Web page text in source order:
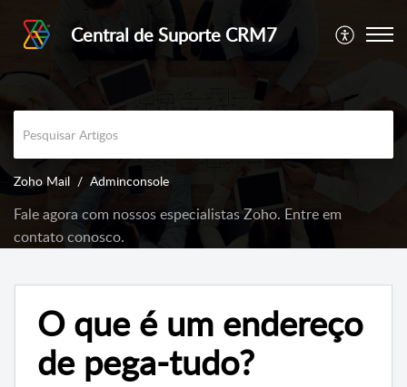
Central de Suporte CRM7
Zoho Mail Adminconsole
Fale agora com nossos especialistas Zoho. Entre em
contato conosco.
O que é um endereço
de pega-tudo?